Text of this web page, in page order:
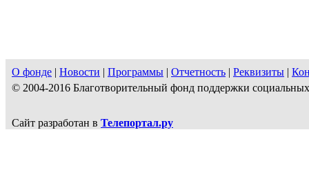
О фонде | Новости | Программы | Отчетность | Реквизиты |
© 2004-2016 Благотворительный фонд поддержки
Сайт разработан в Телепортал.ру